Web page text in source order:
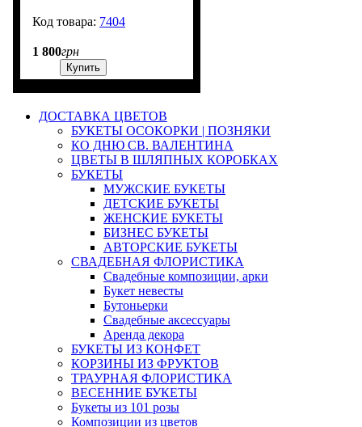
7404
1 800грн
Купить
ДОСТАВКА ЦВЕТОВ
БУКЕТЫ ОСОКОРКИ | ПОЗНЯКИ
КО ДНЮ СВ. ВАЛЕНТИНА
ЦВЕТЫ В ШЛЯПНЫХ КОРОБКАХ
БУКЕТЫ
МУЖСКИЕ БУКЕТЫ
ДЕТСКИЕ БУКЕТЫ
ЖЕНСКИЕ БУКЕТЫ
БИЗНЕС БУКЕТЫ
АВТОРСКИЕ БУКЕТЫ
СВАДЕБНАЯ ФЛОРИСТИКА
Свадебные композиции, арки
Букет невесты
Бутоньерки
Свадебные аксессуары
Аренда декора
БУКЕТЫ ИЗ КОНФЕТ
КОРЗИНЫ ИЗ ФРУКТОВ
ТРАУРНАЯ ФЛОРИСТИКА
ВЕСЕННИЕ БУКЕТЫ
Букеты из 101 розы
Композиции из цветов